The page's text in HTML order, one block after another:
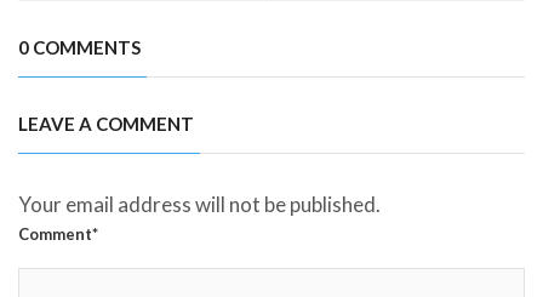
0 COMMENTS
LEAVE A COMMENT
Your email address will not be published.
Comment*